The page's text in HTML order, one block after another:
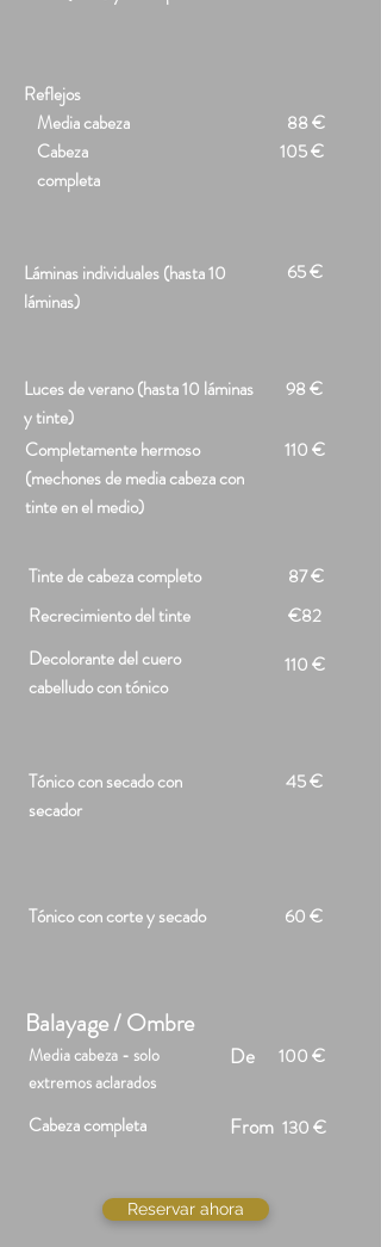
Reflejos
Media cabeza
Cabeza
completa
Láminas individuales (hasta 10
láminas)
Luces de verano (hasta 10 láminas
y tinte)
Completamente hermoso
(mechones de media cabeza con
tinte en el medio)
Tinte de cabeza completo
Recrecimiento del tinte
Decolorante del cuero
cabelludo con tónico
Tónico con secado con
secador
88 €
105 €
65 €
98 €
110 €
87 €
€82
110 €
45 €
Tónico con corte y secado 60 €
Balayage / Ombre
Media cabeza - solo
extremos aclarados
De 100 €
Cabeza completa From 130 €
Reservar ahora